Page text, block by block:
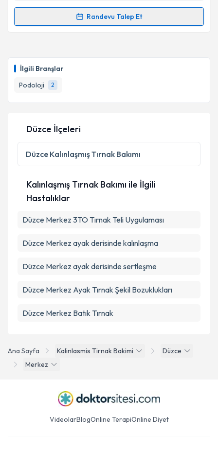
İlgili Branşlar
Podoloji
2
kapsamda işlenmesini kabul ediyorum.
Randevu Talep Et
Randevu Takvimi Talebi
takvim hazırlandığında e-posta ile bilgilendireceğiz.
E-posta Adresiniz
Kişisel verilerimin işlenmesine ilişkinAydınlatma
Metni
'ni okudum ve kişisel verilerimin belirtilen
kapsamda işlenmesini kabul ediyorum.
Takvim Talebini Gönder
Ana Sayfa Kalinlasmis Tirnak Bakimi
Düzce
Merkez
Düzce İlçeleri
Düzce Kalınlaşmış Tırnak Bakımı
Kalınlaşmış Tırnak Bakımı ile İlgili
Hastalıklar
Düzce Merkez 3TO Tırnak Teli Uygulaması
Düzce Merkez ayak derisinde kalınlaşma
Düzce Merkez ayak derisinde sertleşme
Düzce Merkez Ayak Tırnak Şekil Bozuklukları
Düzce Merkez Batık Tırnak
VideolarBlogOnline TerapiOnline Diyet